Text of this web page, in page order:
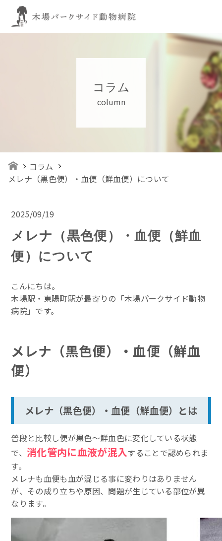
コラム
column
コラム
メレナ（黒色便）・血便（鮮血便）について
2025/09/19
メレナ（黒色便）・血便（鮮血
便）について
こんにちは。
木場駅・東陽町駅が最寄りの「木場パークサイド動物
病院」です。
メレナ（黒色便）・血便（鮮血
便）
メレナ（黒色便）・血便（鮮血便）とは
普段と比較し便が黒色〜鮮血色に変化している状態
で、 消化管内に血液が混入することで認められま
す。
メレナも血便も血が混じる事に変わりはありません
が、その成り立ちや原因、問題が生じている部位が異
なります。